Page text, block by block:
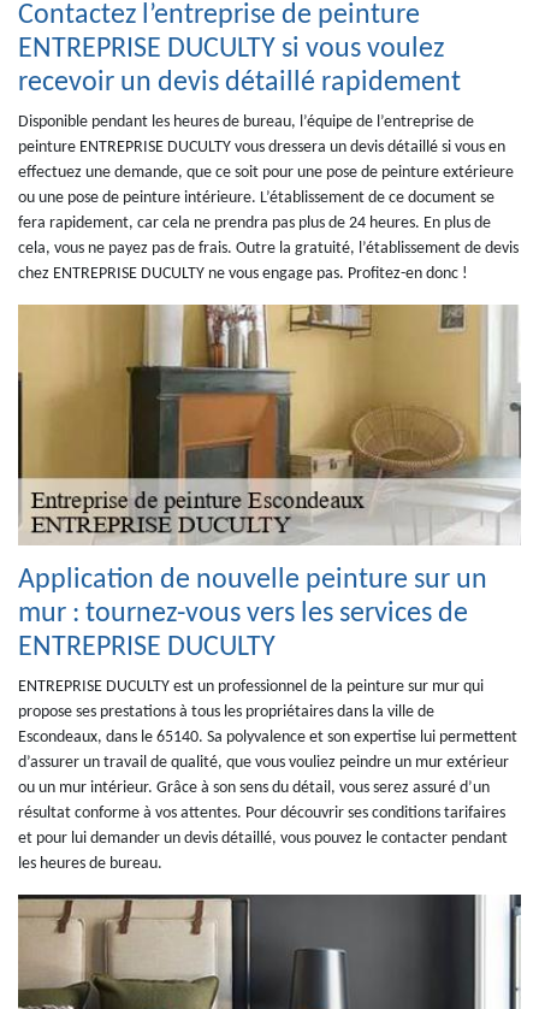
Contactez l’entreprise de peinture
ENTREPRISE DUCULTY si vous voulez
recevoir un devis détaillé rapidement
Disponible pendant les heures de bureau, l’équipe de l’entreprise de
peinture ENTREPRISE DUCULTY vous dressera un devis détaillé si vous en
effectuez une demande, que ce soit pour une pose de peinture extérieure
ou une pose de peinture intérieure. L’établissement de ce document se
fera rapidement, car cela ne prendra pas plus de 24 heures. En plus de
cela, vous ne payez pas de frais. Outre la gratuité, l’établissement de devis
chez ENTREPRISE DUCULTY ne vous engage pas. Profitez-en donc !
Application de nouvelle peinture sur un
mur : tournez-vous vers les services de
ENTREPRISE DUCULTY
ENTREPRISE DUCULTY est un professionnel de la peinture sur mur qui
propose ses prestations à tous les propriétaires dans la ville de
Escondeaux, dans le 65140. Sa polyvalence et son expertise lui permettent
d’assurer un travail de qualité, que vous vouliez peindre un mur extérieur
ou un mur intérieur. Grâce à son sens du détail, vous serez assuré d’un
résultat conforme à vos attentes. Pour découvrir ses conditions tarifaires
et pour lui demander un devis détaillé, vous pouvez le contacter pendant
les heures de bureau.